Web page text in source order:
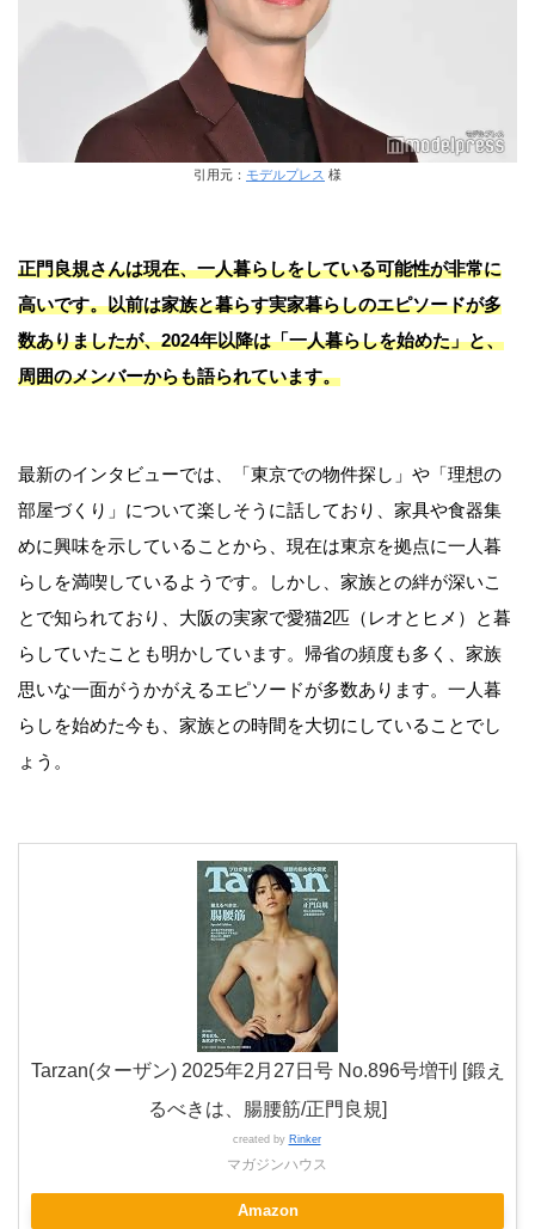
引用元： モデルプレス 様
正門良規さんは現在、一人暮らしをしている可能性が非常に
高いです。以前は家族と暮らす実家暮らしのエピソードが多
数ありましたが、2024年以降は「一人暮らしを始めた」と、
周囲のメンバーからも語られています。
最新のインタビューでは、「東京での物件探し」や「理想の
部屋づくり」について楽しそうに話しており、家具や食器集
めに興味を示していることから、現在は東京を拠点に一人暮
らしを満喫しているようです。しかし、家族との絆が深いこ
とで知られており、大阪の実家で愛猫2匹（レオとヒメ）と暮
らしていたことも明かしています。帰省の頻度も多く、家族
思いな一面がうかがえるエピソードが多数あります。一人暮
らしを始めた今も、家族との時間を大切にしていることでし
ょう。
Tarzan(ターザン) 2025年2月27日号 No.896号増刊 [鍛え
るべきは、腸腰筋/正門良規]
created by Rinker
マガジンハウス
Amazon